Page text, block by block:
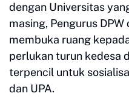
dengan Universitas
masing, Pengurus DPW
membuka ruang
perlukan turun kedesa
terpencil untuk
dan UPA.